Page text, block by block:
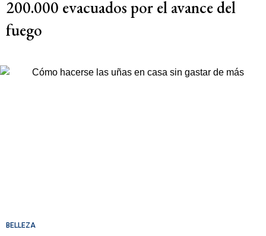
200.000 evacuados por el avance del
fuego
BELLEZA